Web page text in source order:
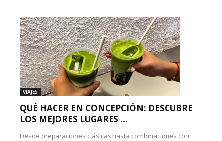
VIAJES
QUÉ HACER EN CONCEPCIÓN: DESCUBRE
LOS MEJORES LUGARES ...
Desde preparaciones clásicas hasta combinaciones con